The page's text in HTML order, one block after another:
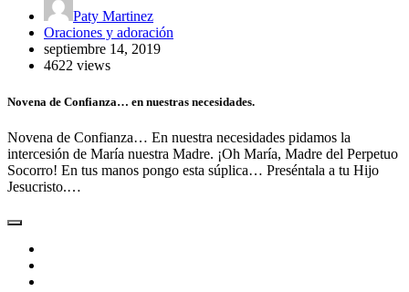
Paty Martinez
Oraciones y adoración
septiembre 14, 2019
4622 views
Novena de Confianza… en nuestras necesidades.
Novena de Confianza… En nuestra necesidades pidamos la
intercesión de María nuestra Madre. ¡Oh María, Madre del Perpetuo
Socorro! En tus manos pongo esta súplica… Preséntala a tu Hijo
Jesucristo.…